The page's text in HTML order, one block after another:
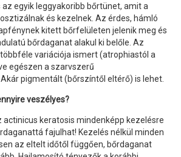
egyik leggyakoribb bőrtünet, amit a
és kezelnek. Az érdes, hámló
kitett bőrfelületen jelenik meg és
bőrdaganat alakul ki belőle. Az
variációja ismert (atrophiastól a
egészen a szarvszerű
pigmentált (bőrszíntől eltérő) is lehet.
veszélyes?
actinicus keratosis mindenképp kezelésre
fajulhat! Kezelés nélkül minden
az eltelt időtől függően, bőrdaganat